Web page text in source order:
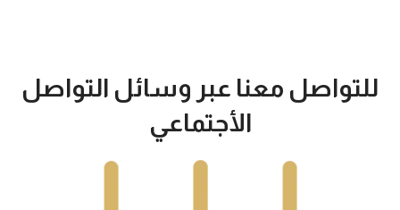
للتواصل معنا عبر وسائل التواصل
الأجتماعي